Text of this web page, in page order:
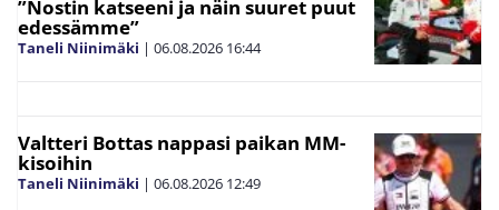
”Nostin katseeni ja näin suuret puut
edessämme”
Taneli Niinimäki | 06.08.2026 16:44
Valtteri Bottas nappasi paikan MM-
kisoihin
Taneli Niinimäki | 06.08.2026 12:49